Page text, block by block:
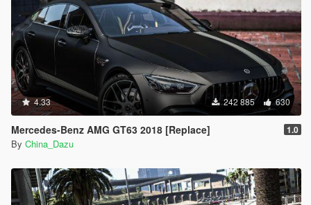
4.33 242 885 630
Mercedes-Benz AMG GT63 2018 [Replace] 1.0
By China_Dazu